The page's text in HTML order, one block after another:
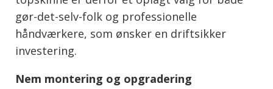
gør-det-selv-folk og professionelle
håndværkere, som ønsker en driftsikker
investering.
Nem montering og opgradering